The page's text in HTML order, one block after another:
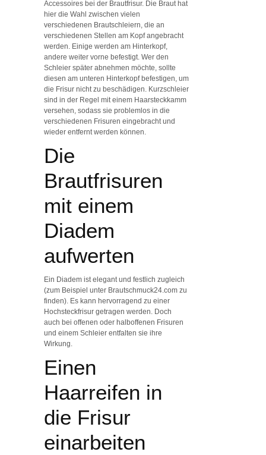
Accessoires bei der Brautfrisur. Die Braut hat
hier die Wahl zwischen vielen
verschiedenen Brautschleiern, die an
verschiedenen Stellen am Kopf angebracht
werden. Einige werden am Hinterkopf,
andere weiter vorne befestigt. Wer den
Schleier später abnehmen möchte, sollte
diesen am unteren Hinterkopf befestigen, um
die Frisur nicht zu beschädigen. Kurzschleier
sind in der Regel mit einem Haarsteckkamm
versehen, sodass sie problemlos in die
verschiedenen Frisuren eingebracht und
wieder entfernt werden können.
Die
Brautfrisuren
mit einem
Diadem
aufwerten
Ein Diadem ist elegant und festlich zugleich
(zum Beispiel unter Brautschmuck24.com zu
finden). Es kann hervorragend zu einer
Hochsteckfrisur getragen werden. Doch
auch bei offenen oder halboffenen Frisuren
und einem Schleier entfalten sie ihre
Wirkung.
Einen
Haarreifen in
die Frisur
einarbeiten